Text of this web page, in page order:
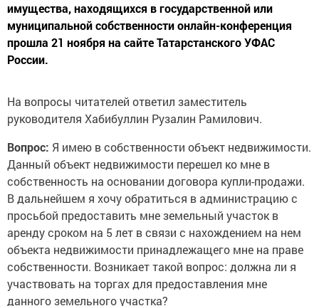
имущества, находящихся в государственной или
муниципальной собственности онлайн-конференция
прошла 21 ноября на сайте Татарстанского УФАС
России.
На вопросы читателей ответил заместитель
руководителя Хабибуллин Рузалин Рамилович.
Вопрос: Я имею в собственности объект недвижимости.
Данный объект недвижимости перешел ко мне в
собственность на основании договора купли-продажи.
В дальнейшем я хочу обратиться в администрацию с
просьбой предоставить мне земельный участок в
аренду сроком на 5 лет в связи с нахождением на нем
объекта недвижимости принадлежащего мне на праве
собственности. Возникает такой вопрос: должна ли я
участвовать на торгах для предоставления мне
данного земельного участка?